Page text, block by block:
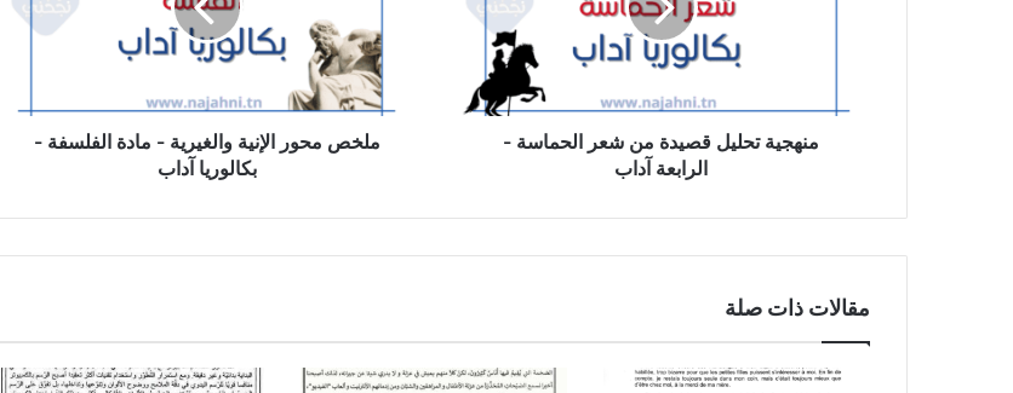
آداب
منهجية تحليل قصيدة من شعر الحماسة -
الرابعة آداب
الفلسفة
بكالوريا
ملخص محور الإنية والغيرية - مادة الفلسفة -
بكالوريا آداب
مقالات ذات صلة